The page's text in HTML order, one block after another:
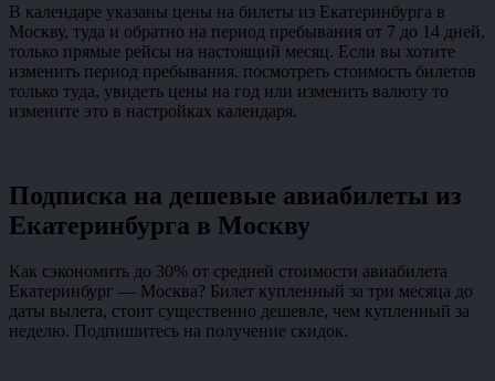
В календаре указаны цены на билеты из Екатеринбурга в
Москву, туда и обратно на период пребывания от 7 до 14 дней,
только прямые рейсы на настоящий месяц. Если вы хотите
изменить период пребывания, посмотреть стоимость билетов
только туда, увидеть цены на год или изменить валюту то
измените это в настройках календаря.
Подписка на дешевые авиабилеты из
Екатеринбурга в Москву
Как сэкономить до 30% от средней стоимости авиабилета
Екатеринбург — Москва? Билет купленный за три месяца до
даты вылета, стоит существенно дешевле, чем купленный за
неделю. Подпишитесь на получение скидок.